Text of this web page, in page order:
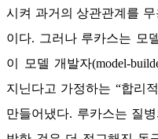
시켜 과거의 상관관계를
이다. 그러나 루카스는 모
이 모델 개발자(model-
지닌다고 가정하는 “합리
만들어냈다. 루카스는 질